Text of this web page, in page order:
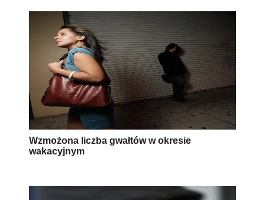
Wzmożona liczba gwałtów w okresie
wakacyjnym